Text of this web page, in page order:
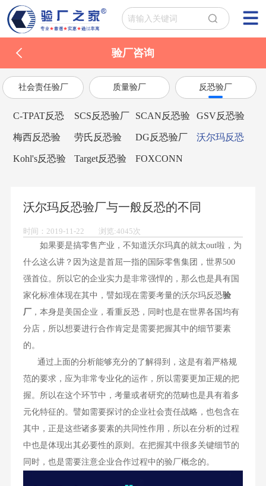
验厂咨询
社会责任验厂 质量验厂 反恐验厂
C-TPAT反恐
验厂
SCS反恐验厂
SCAN反恐验
厂
GSV反恐验
厂
梅西反恐验
厂
劳氏反恐验
厂
DG反恐验厂
沃尔玛反恐
Kohl's反恐验
Target反恐验
FOXCONN
沃尔玛反恐验厂与一般反恐的不同
时间：2019-11-22 浏览:4045次
如果要是搞零售产业，不知道沃尔玛真的就太out啦，为
什么这么讲？因为这是首屈一指的国际零售集团，世界500
强首位。所以它的企业实力是非常强悍的，那么也是具有国
家化标准体现在其中，譬如现在需要考量的沃尔玛反恐验
厂 ，本身是美国企业，看重反恐，同时也是在世界各国均有
分店，所以想要进行合作肯定是需要把握其中的细节要素
的。
通过上面的分析能够充分的了解得到，这是有着严格规
范的要求，应为非常专业化的运作，所以需要更加正规的把
握。所以在这个环节中，考量或者研究的范畴也是具有着多
元化特征的。譬如需要探讨的企业社会责任战略，也包含在
其中，正是这些诸多要素的共同性作用，所以在分析的过程
中也是体现出其必要性的原则。在把握其中很多关键细节的
同时，也是需要注意企业合作过程中的验厂概念的。